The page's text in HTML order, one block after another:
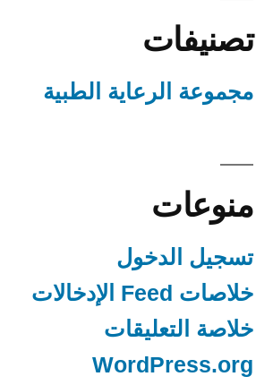
تصنيفات
مجموعة الرعاية الطبية
منوعات
تسجيل الدخول
خلاصات Feed الإدخالات
خلاصة التعليقات
WordPress.org